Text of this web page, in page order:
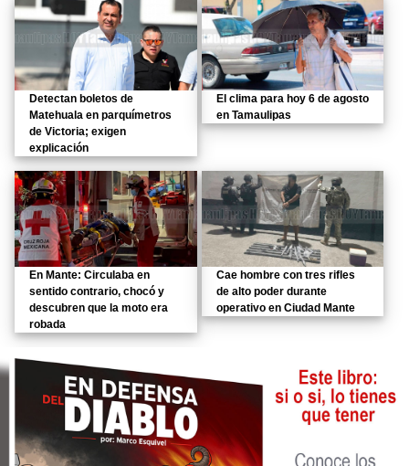
Detectan boletos de
Matehuala en parquímetros
de Victoria; exigen
explicación
El clima para hoy 6 de agosto
en Tamaulipas
En Mante: Circulaba en
sentido contrario, chocó y
descubren que la moto era
robada
Cae hombre con tres rifles
de alto poder durante
operativo en Ciudad Mante